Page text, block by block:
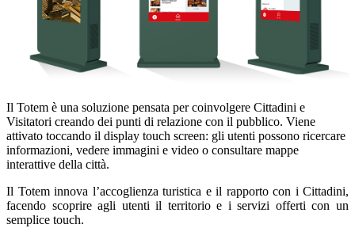
Il Totem è una soluzione pensata per coinvolgere Cittadini e
Visitatori creando dei punti di relazione con il pubblico. Viene
attivato toccando il display touch screen: gli utenti possono ricercare
informazioni, vedere immagini e video o consultare mappe
interattive della città.
Il Totem innova l’accoglienza turistica e il rapporto con i Cittadini,
facendo scoprire agli utenti il territorio e i servizi offerti con un
semplice touch.